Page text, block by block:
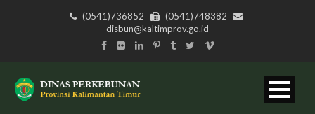
(0541)736852
(0541)748382
disbun@kaltimprov.go.id